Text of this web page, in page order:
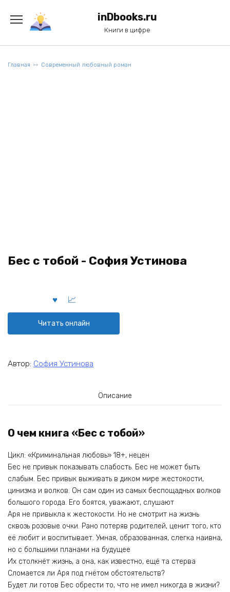
содержанию
inDbooks.ru
Книги в цифре
Главная Современный любовный роман
Бес с тобой - София Устинова
Читать онлайн
Автор: София Устинова
Описание
О чем книга «Бес с тобой»
Цикл: «Криминальная любовь» 18+, нецен
Бес не привык показывать слабость. Бес не может быть
слабым. Бес привык выживать в диком мире жестокости,
цинизма и волков. Он сам один из самых беспощадных волков
большого города. Его боятся, уважают, слушают
Аря не привыкла к жестокости. Но не смотрит на жизнь
сквозь розовые очки. Рано потеряв родителей, ценит того, кто
её любит и воспитывает. Умная, образованная, слегка наивна,
но с большими планами на будущее
Их столкнёт жизнь, а она, как известно, ещё та стерва
Сломается ли Аря под гнётом обстоятельств?
Будет ли готов Бес обрести то, что не имел никогда в жизни?